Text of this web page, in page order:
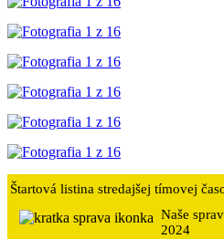
Štartová listina stredajšej tímovej
Naše
2024